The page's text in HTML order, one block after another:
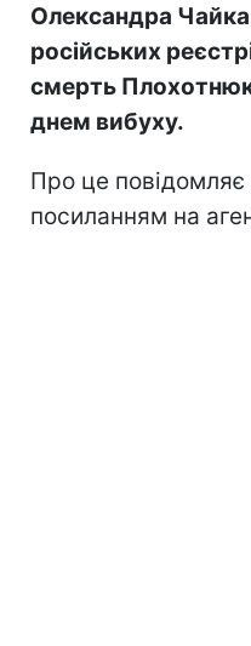
Олександра
російських
смерть
днем вибуху.
Про це повідомляє
посиланням на